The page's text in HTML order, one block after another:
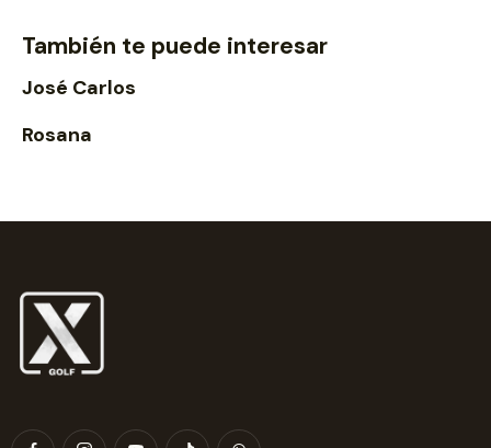
También te puede interesar
José Carlos
Rosana